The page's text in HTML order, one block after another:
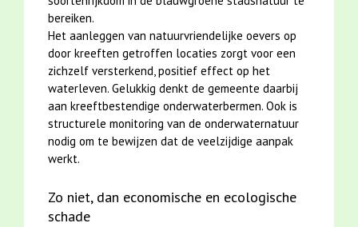
bereiken.
Het aanleggen van natuurvriendelijke oevers op
door kreeften getroffen locaties zorgt voor een
zichzelf versterkend, positief effect op het
waterleven. Gelukkig denkt de gemeente daarbij
aan kreeftbestendige onderwaterbermen. Ook is
structurele monitoring van de onderwaternatuur
nodig om te bewijzen dat de veelzijdige aanpak
werkt.
Zo niet, dan economische en ecologische
schade